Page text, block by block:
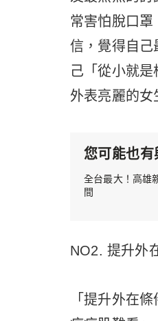
常害怕脫口罩
信，覺得自己
己「從小就
外表亮麗的女
您可能也有
全台最大！高雄
間
NO2. 提升外
「提升外在